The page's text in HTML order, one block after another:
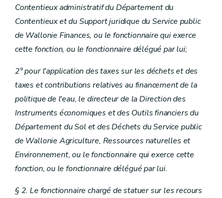
Contentieux administratif du Département du
Contentieux et du Support juridique du Service public
de Wallonie Finances, ou le fonctionnaire qui exerce
cette fonction, ou le fonctionnaire délégué par lui;
2° pour l'application des taxes sur les déchets et des
taxes et contributions relatives au financement de la
politique de l'eau, le directeur de la Direction des
Instruments économiques et des Outils financiers du
Département du Sol et des Déchets du Service public
de Wallonie Agriculture, Ressources naturelles et
Environnement, ou le fonctionnaire qui exerce cette
fonction, ou le fonctionnaire délégué par lui.
§ 2. Le fonctionnaire chargé de statuer sur les recours